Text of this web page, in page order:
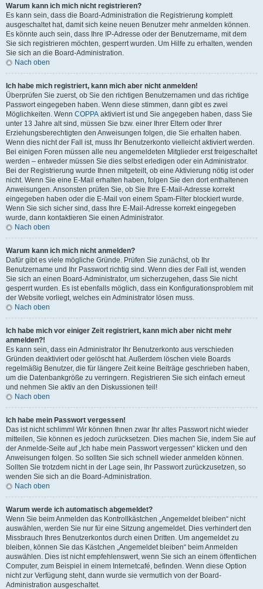
Warum kann ich mich nicht registrieren?
Es kann sein, dass die Board-Administration die Registrierung komplett
ausgeschaltet hat, damit sich keine neuen Benutzer mehr anmelden können.
Es könnte auch sein, dass Ihre IP-Adresse oder der Benutzername, mit dem
Sie sich registrieren möchten, gesperrt wurden. Um Hilfe zu erhalten, wenden
Sie sich an die Board-Administration.
Nach oben
Ich habe mich registriert, kann mich aber nicht anmelden!
Überprüfen Sie zuerst, ob Sie den richtigen Benutzernamen und das richtige
Passwort eingegeben haben. Wenn diese stimmen, dann gibt es zwei
Möglichkeiten. Wenn COPPA aktiviert ist und Sie angegeben haben, dass Sie
unter 13 Jahre alt sind, müssen Sie bzw. einer Ihrer Eltern oder Ihrer
Erziehungsberechtigten den Anweisungen folgen, die Sie erhalten haben.
Wenn dies nicht der Fall ist, muss Ihr Benutzerkonto vielleicht aktiviert werden.
Bei einigen Foren müssen alle neu angemeldeten Mitglieder erst freigeschaltet
werden – entweder müssen Sie dies selbst erledigen oder ein Administrator.
Bei der Registrierung wurde Ihnen mitgeteilt, ob eine Aktivierung nötig ist oder
nicht. Wenn Sie eine E-Mail erhalten haben, folgen Sie den dort enthaltenen
Anweisungen. Ansonsten prüfen Sie, ob Sie Ihre E-Mail-Adresse korrekt
eingegeben haben oder die E-Mail von einem Spam-Filter blockiert wurde.
Wenn Sie sich sicher sind, dass Ihre E-Mail-Adresse korrekt eingegeben
wurde, dann kontaktieren Sie einen Administrator.
Nach oben
Warum kann ich mich nicht anmelden?
Dafür gibt es viele mögliche Gründe. Prüfen Sie zunächst, ob Ihr
Benutzername und Ihr Passwort richtig sind. Wenn dies der Fall ist, wenden
Sie sich an einen Board-Administrator, um sicherzugehen, dass Sie nicht
gesperrt wurden. Es ist ebenfalls möglich, dass ein Konfigurationsproblem mit
der Website vorliegt, welches ein Administrator lösen muss.
Nach oben
Ich habe mich vor einiger Zeit registriert, kann mich aber nicht mehr
anmelden?!
Es kann sein, dass ein Administrator Ihr Benutzerkonto aus verschieden
Gründen deaktiviert oder gelöscht hat. Außerdem löschen viele Boards
regelmäßig Benutzer, die für längere Zeit keine Beiträge geschrieben haben,
um die Datenbankgröße zu verringern. Registrieren Sie sich einfach erneut
und nehmen Sie aktiv an den Diskussionen teil!
Nach oben
Ich habe mein Passwort vergessen!
Das ist nicht schlimm! Wir können Ihnen zwar Ihr altes Passwort nicht wieder
mitteilen, Sie können es jedoch zurücksetzen. Dies machen Sie, indem Sie auf
der Anmelde-Seite auf „Ich habe mein Passwort vergessen“ klicken und den
Anweisungen folgen. So sollten Sie sich schnell wieder anmelden können.
Sollten Sie trotzdem nicht in der Lage sein, Ihr Passwort zurückzusetzen, so
wenden Sie sich an die Board-Administration.
Nach oben
Warum werde ich automatisch abgemeldet?
Wenn Sie beim Anmelden das Kontrollkästchen „Angemeldet bleiben“ nicht
auswählen, werden Sie nur für eine Sitzung angemeldet. Dies verhindert den
Missbrauch Ihres Benutzerkontos durch einen Dritten. Um angemeldet zu
bleiben, können Sie das Kästchen „Angemeldet bleiben“ beim Anmelden
auswählen. Dies ist nicht empfehlenswert, wenn Sie sich an einem öffentlichen
Computer, zum Beispiel in einem Internetcafé, befinden. Wenn diese Option
nicht zur Verfügung steht, dann wurde sie vermutlich von der Board-
Administration ausgeschaltet.